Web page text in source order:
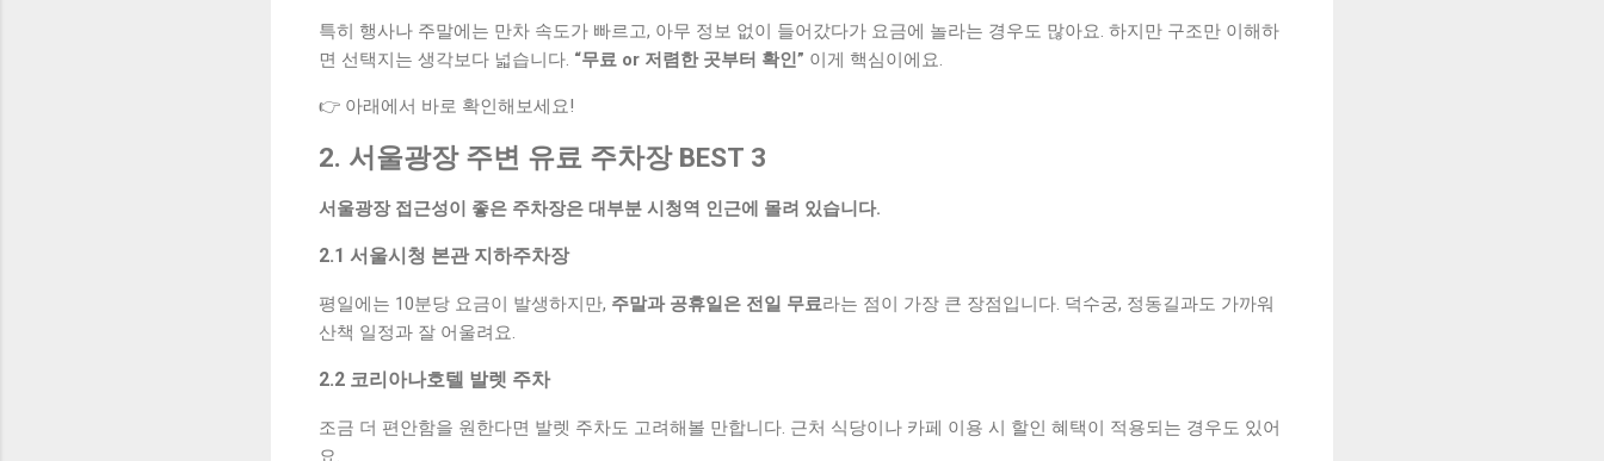
특히 행사나 주말에는 만차 속도가 빠르고, 아무 정보 없이 들어갔다가 요금에 놀라는 경우도 많아요. 하지만 구조만 이해하
면 선택지는 생각보다 넓습니다. “무료 or 저렴한 곳부터 확인” 이게 핵심이에요.
👉 아래에서 바로 확인해보세요!
2. 서울광장 주변 유료 주차장 BEST 3
서울광장 접근성이 좋은 주차장은 대부분 시청역 인근에 몰려 있습니다.
2.1 서울시청 본관 지하주차장
평일에는 10분당 요금이 발생하지만, 주말과 공휴일은 전일 무료라는 점이 가장 큰 장점입니다. 덕수궁, 정동길과도 가까워
산책 일정과 잘 어울려요.
2.2 코리아나호텔 발렛 주차
조금 더 편안함을 원한다면 발렛 주차도 고려해볼 만합니다. 근처 식당이나 카페 이용 시 할인 혜택이 적용되는 경우도 있어
요.